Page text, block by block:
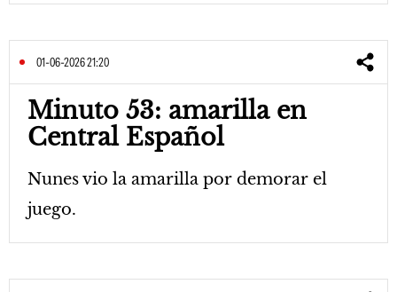
01-06-2026 21:20
Minuto 53: amarilla en
Central Español
Nunes vio la amarilla por demorar el
juego.